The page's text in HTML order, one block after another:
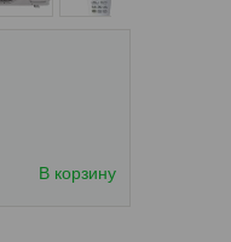
В корзину